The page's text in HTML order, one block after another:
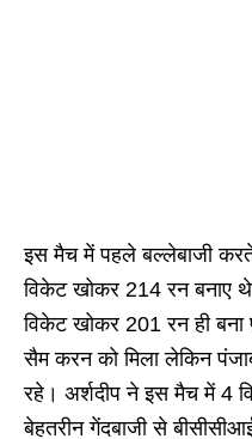
इस मैच में पहले बल्लेबाजी करते
विकेट खोकर 214 रन बनाए
विकेट खोकर 201 रन ही
सैम करन को मिला लेकिन
रहे। अर्शदीप ने इस मैच में 4
बेहतरीन गेंदबाजी से